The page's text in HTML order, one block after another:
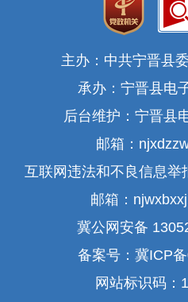
主办：中共宁晋县
承办：宁晋县电
后台维护：宁晋县
邮箱：
互联网违法和不良信息举
邮箱：
冀公网安备
备案号：冀ICP
网站标识码：